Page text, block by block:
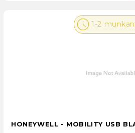
1-2
HONEYWELL - MOBILITY USB